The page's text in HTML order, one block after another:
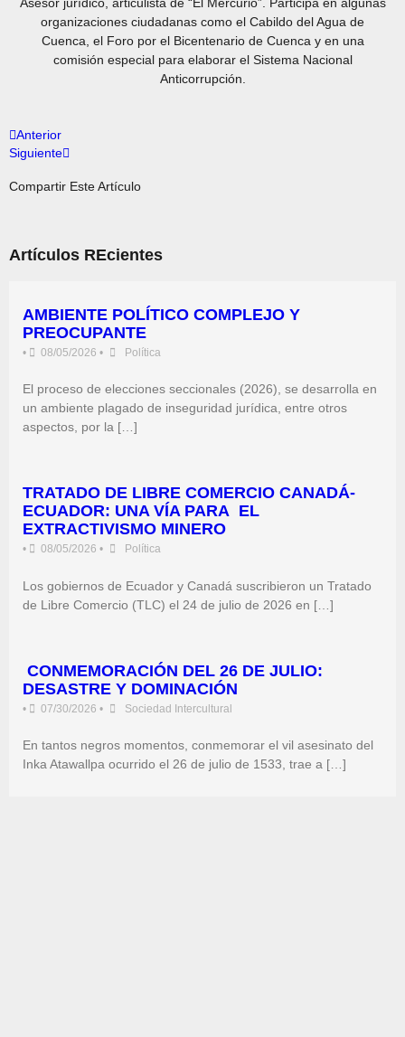
organizaciones ciudadanas como el Cabildo del Agua de
Cuenca, el Foro por el Bicentenario de Cuenca y en una
comisión especial para elaborar el Sistema Nacional
Anticorrupción.
Anterior
Siguiente
Compartir Este Artículo
Artículos REcientes
AMBIENTE POLÍTICO COMPLEJO Y
PREOCUPANTE
• 08/05/2026 • Política
El proceso de elecciones seccionales (2026), se desarrolla en
un ambiente plagado de inseguridad jurídica, entre otros
aspectos, por la […]
TRATADO DE LIBRE COMERCIO CANADÁ-
ECUADOR: UNA VÍA PARA EL
EXTRACTIVISMO MINERO
• 08/05/2026 • Política
Los gobiernos de Ecuador y Canadá suscribieron un Tratado
de Libre Comercio (TLC) el 24 de julio de 2026 en […]
CONMEMORACIÓN DEL 26 DE JULIO:
DESASTRE Y DOMINACIÓN
• 07/30/2026 • Sociedad Intercultural
En tantos negros momentos, conmemorar el vil asesinato del
Inka Atawallpa ocurrido el 26 de julio de 1533, trae a […]